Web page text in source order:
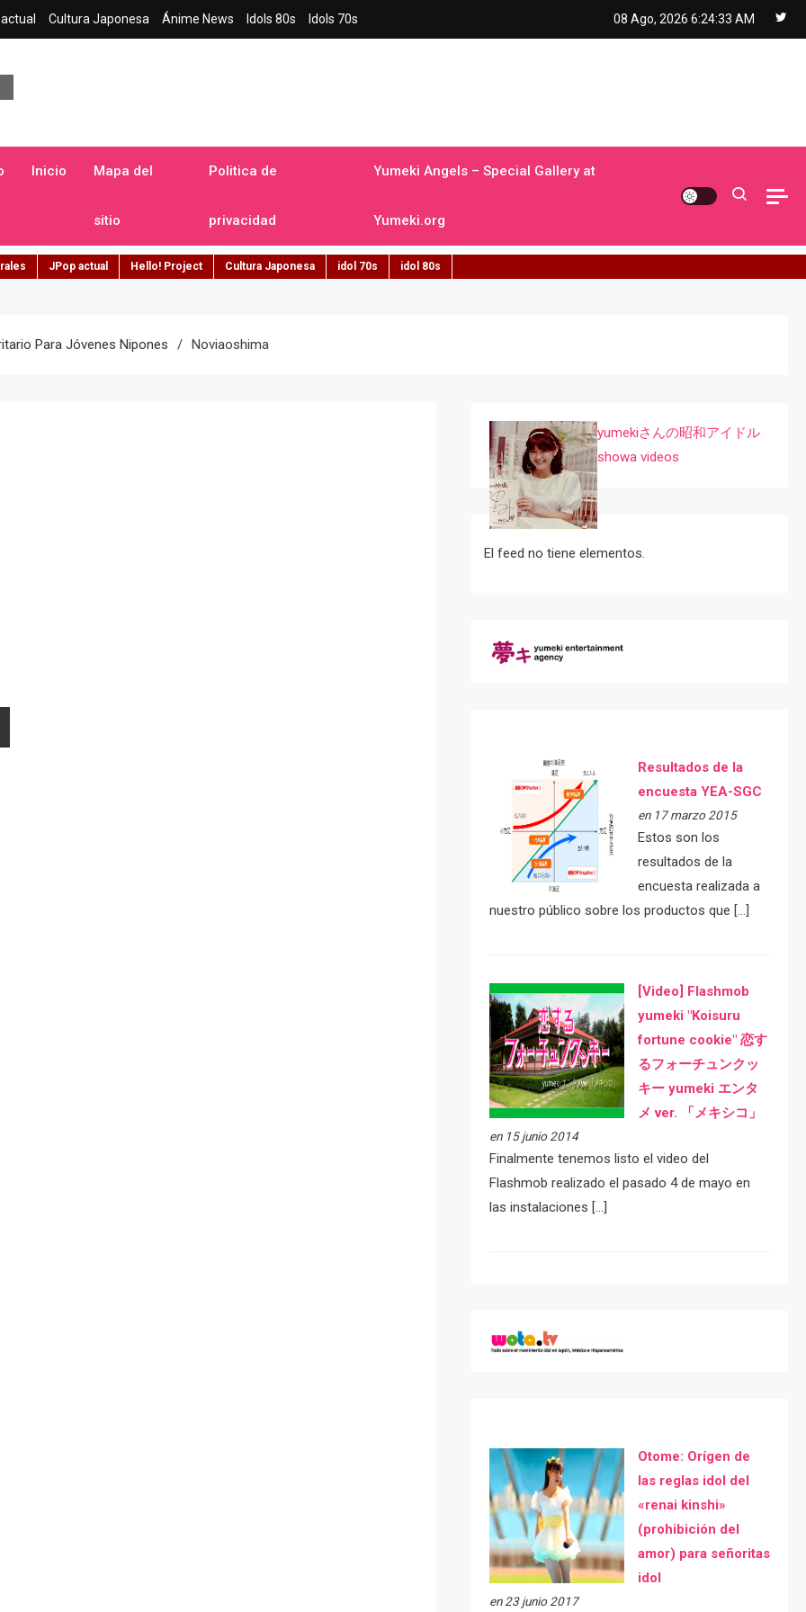
Cultura Japonesa Ánime News Idols 80s Idols 70s 08 Ago, 2026 6:24:33 AM
Inicio Mapa del
sitio
Politica de
privacidad
Yumeki Angels – Special Gallery at
Yumeki.org
JPop actual Hello! Project Cultura Japonesa idol 70s idol 80s
Para Jóvenes Nipones Noviaoshima
yumekiさんの昭和アイドル
showa videos
El feed no tiene elementos.
Resultados de la
encuesta YEA-SGC
en 17 marzo 2015
Estos son los
resultados de la
encuesta realizada a
nuestro público sobre los productos que […]
[Video] Flashmob
yumeki "Koisuru
fortune cookie" 恋す
るフォーチュンクッ
キー yumeki エンタ
メ ver. 「メキシコ」
en 15 junio 2014
Finalmente tenemos listo el video del
Flashmob realizado el pasado 4 de mayo en
las instalaciones […]
Otome: Orígen de
las reglas idol del
«renai kinshi»
(prohibición del
amor) para señoritas
idol
en 23 junio 2017